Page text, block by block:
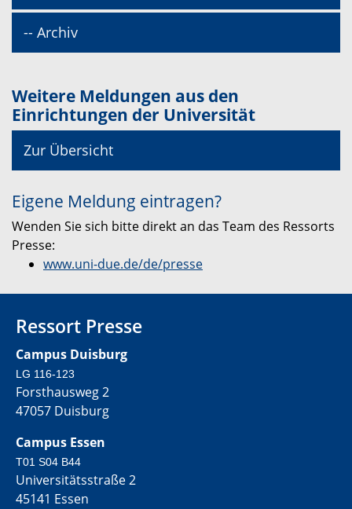
-- Archiv
Weitere Meldungen aus den
Einrichtungen der Universität
Zur Übersicht
Eigene Meldung eintragen?
Wenden Sie sich bitte direkt an das Team des Ressorts
Presse:
www.uni-due.de/de/presse
Ressort Presse
Campus Duisburg
LG 116-123
Forsthausweg 2
47057 Duisburg
Campus Essen
T01 S04 B44
Universitätsstraße 2
45141 Essen